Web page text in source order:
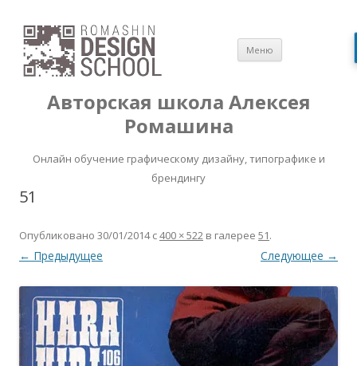
Авторская школа Алексея
Ромашина
Онлайн обучение графическому дизайну, типографике и
брендингу
Меню
содержимому
51
Опубликовано 30/01/2014с400 × 522 в галерее 51.
← Предыдущее Следующее →